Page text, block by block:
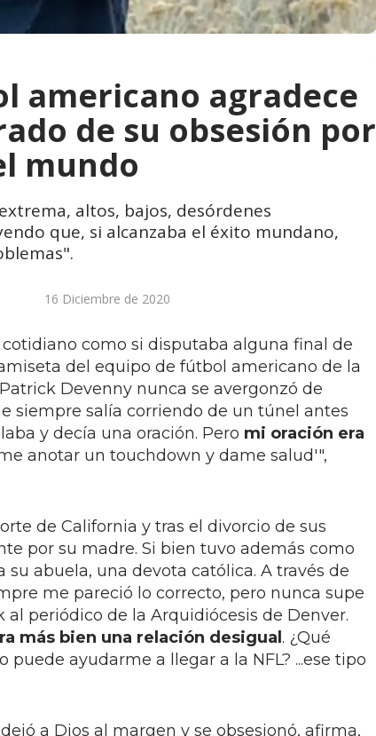
americano agradece
de su obsesión por
mundo
altos, bajos, desórdenes
que, si alcanzaba el éxito mundano,
16 Diciembre de 2020
como si disputaba alguna final de
del equipo de fútbol americano de la
Devenny nunca se avergonzó de
siempre salía corriendo de un túnel antes
y decía una oración. Pero mi oración era
anotar un touchdown y dame salud'",
de California y tras el divorcio de sus
por su madre. Si bien tuvo además como
abuela, una devota católica. A través de
me pareció lo correcto, pero nunca supe
al periódico de la Arquidiócesis de Denver.
más bien una relación desigual . ¿Qué
puede ayudarme a llegar a la NFL? ...ese tipo
a Dios al margen y se obsesionó, afirma,